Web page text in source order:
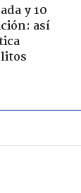
y 10
así